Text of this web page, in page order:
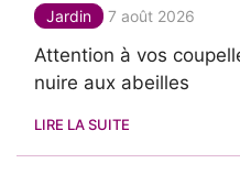
Jardin 7 août 2026
Attention à vos
nuire aux abeilles
LIRE LA SUITE